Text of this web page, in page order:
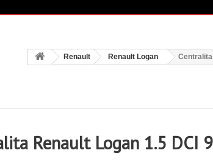
Renault Renault Logan
Renault Logan 1.5 DCI